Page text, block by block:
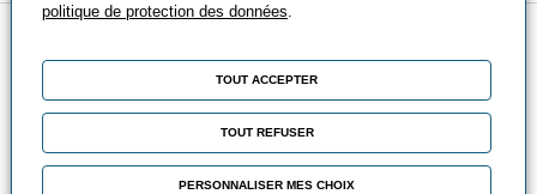
Qui sommes-nous ?
Nos partenaires universitaires et écoles
Nos certifications et labellisations
politique de protection des données
TOUT ACCEPTER
TOUT REFUSER
PERSONNALISER MES CHOIX